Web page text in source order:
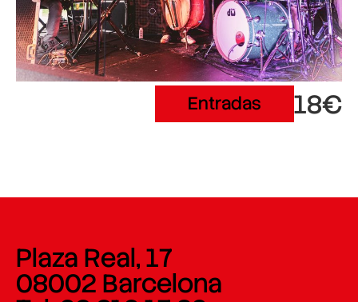
Entradas 18€
Plaza Real, 17
08002 Barcelona